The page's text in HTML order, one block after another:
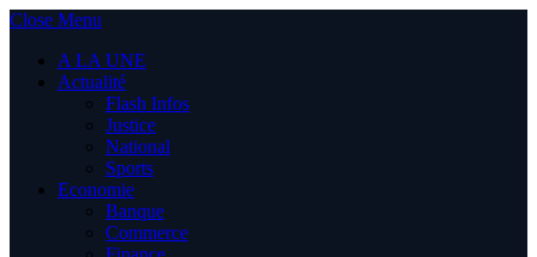
Close Menu
A LA UNE
Actualité
Flash Infos
Justice
National
Sports
Economie
Banque
Commerce